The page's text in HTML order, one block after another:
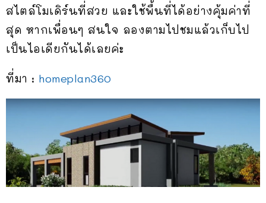
สไตล์โมเดิร์นที่สวย และใช้พื้นที่ได้อย่างคุ้มค่าที่
สุด หากเพื่อนๆ สนใจ ลองตามไปชมแล้วเก็บไป
เป็นไอเดียกันได้เลยค่ะ
ที่มา : homeplan360